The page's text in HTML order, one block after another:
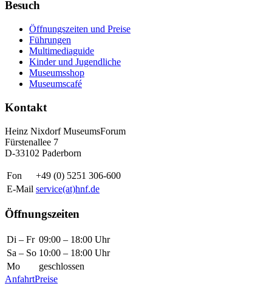
Besuch
Öffnungszeiten und Preise
Führungen
Multimediaguide
Kinder und Jugendliche
Museumsshop
Museumscafé
Kontakt
Heinz Nixdorf MuseumsForum
Fürstenallee 7
D-33102 Paderborn
Fon
+49 (0) 5251 306-600
E-Mail service(at)hnf.de
Öffnungszeiten
Di – Fr 09:00 – 18:00 Uhr
Sa – So 10:00 – 18:00 Uhr
Mo
geschlossen
AnfahrtPreise